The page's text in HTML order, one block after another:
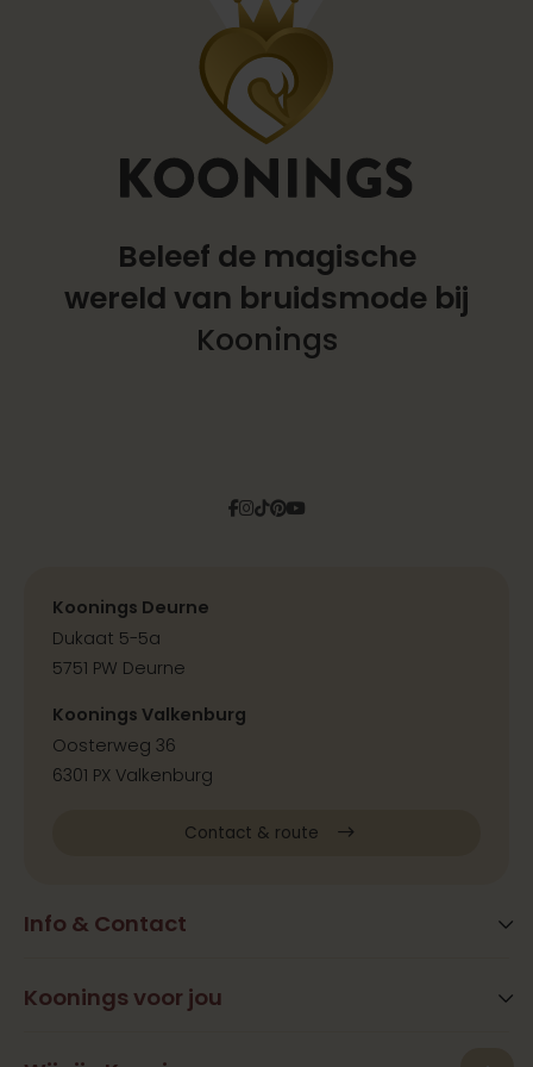
Beleef de magische
wereld van bruidsmode bij
Koonings
Facebook
Instagram
Tiktok
Pinterest
YouTube
Info & Contact
FAQ
Koonings voor jou
Koonings Deurne
Dukaat 5-5a
5751 PW Deurne
Koonings Valkenburg
Oosterweg 36
6301 PX Valkenburg
Contact & route